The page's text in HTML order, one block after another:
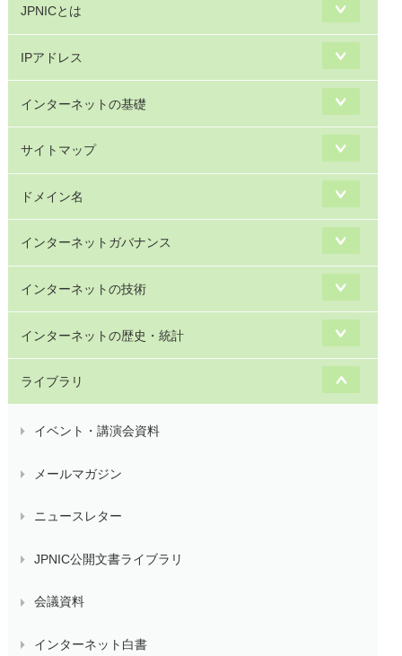
JPNICとは
IPアドレス
インターネットの基礎
サイトマップ
ドメイン名
インターネットガバナンス
インターネットの技術
インターネットの歴史・統計
ライブラリ
イベント・講演会資料
メールマガジン
ニュースレター
JPNIC公開文書ライブラリ
会議資料
インターネット白書